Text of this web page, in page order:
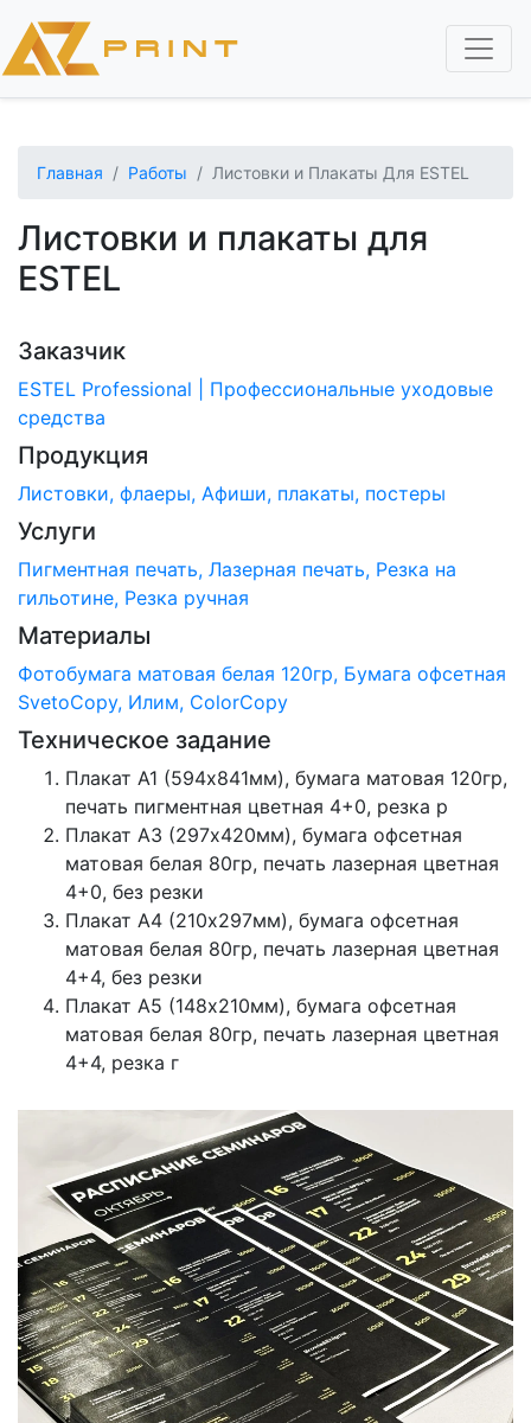
содержанию
Главная Работы Листовки и Плакаты Для ESTEL
Листовки и плакаты для
ESTEL
Заказчик
ESTEL Professional | Профессиональные уходовые
средства
Продукция
Листовки, флаеры Афиши, плакаты, постеры
Услуги
Пигментная печать Лазерная печать Резка на
гильотине Резка ручная
Материалы
Фотобумага матовая белая 120гр Бумага офсетная
SvetoCopy, Илим, ColorCopy
Техническое задание
Плакат A1 (594х841мм), бумага матовая 120гр,
печать пигментная цветная 4+0, резка р
Плакат A3 (297х420мм), бумага офсетная
матовая белая 80гр, печать лазерная цветная
4+0, без резки
Плакат A4 (210х297мм), бумага офсетная
матовая белая 80гр, печать лазерная цветная
4+4, без резки
Плакат A5 (148х210мм), бумага офсетная
матовая белая 80гр, печать лазерная цветная
4+4, резка г